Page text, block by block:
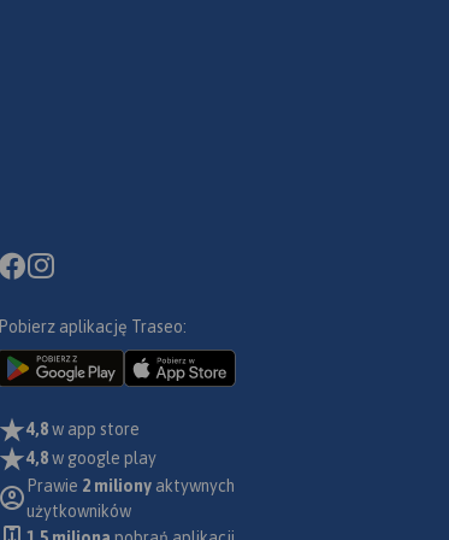
Pobierz aplikację Traseo:
4,8w app store
4,8w google play
Prawie 2 miliony aktywnych
użytkowników